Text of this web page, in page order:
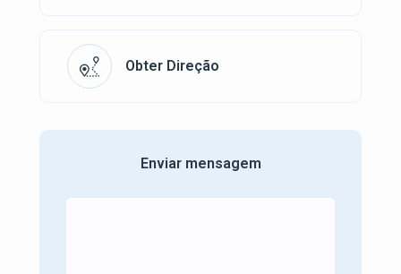
Obter Direção
Enviar mensagem